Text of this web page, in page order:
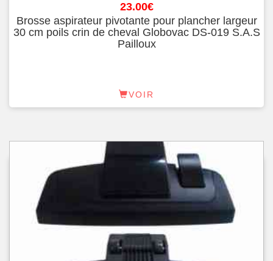
23.00€
Brosse aspirateur pivotante pour plancher largeur
30 cm poils crin de cheval Globovac DS-019 S.A.S
Pailloux
VOIR